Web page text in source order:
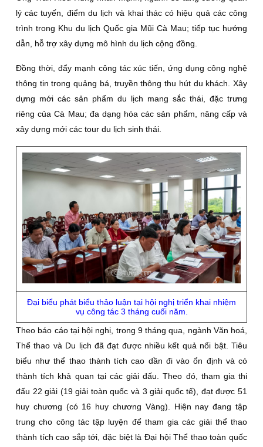
lý các tuyến, điểm du lịch và khai thác có hiệu quả các công
trình trong Khu du lịch Quốc gia Mũi Cà Mau; tiếp tục hướng
dẫn, hỗ trợ xây dựng mô hình du lịch cộng đồng.
Đồng thời, đẩy mạnh công tác xúc tiến, ứng dụng công nghệ
thông tin trong quảng bá, truyền thông thu hút du khách. Xây
dựng mới các sản phẩm du lịch mang sắc thái, đặc trưng
riêng của Cà Mau; đa dạng hóa các sản phẩm, nâng cấp và
xây dựng mới các tour du lịch sinh thái.
Đại biểu phát biểu thảo luận tại hội nghị triển khai nhiệm
vụ công tác 3 tháng cuối năm.
Theo báo cáo tại hội nghị, trong 9 tháng qua, ngành Văn hoá,
Thể thao và Du lịch đã đạt được nhiều kết quả nổi bật. Tiêu
biểu như thể thao thành tích cao dần đi vào ổn định và có
thành tích khả quan tại các giải đấu. Theo đó, tham gia thi
đấu 22 giải (19 giải toàn quốc và 3 giải quốc tế), đạt được 51
huy chương (có 16 huy chương Vàng). Hiện nay đang tập
trung cho công tác tập luyện để tham gia các giải thể thao
thành tích cao sắp tới, đặc biệt là Đại hội Thể thao toàn quốc